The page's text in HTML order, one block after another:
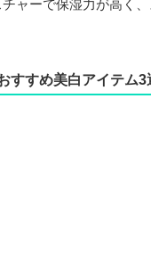
ャーで保湿力が高く
すすめ美白アイテム3